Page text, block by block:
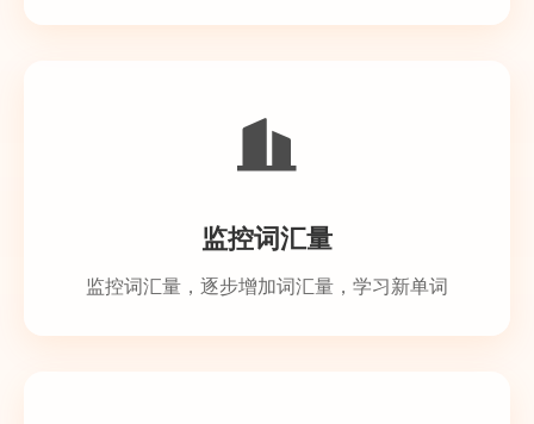
监控词汇量
监控词汇量，逐步增加词汇量，学习新单词